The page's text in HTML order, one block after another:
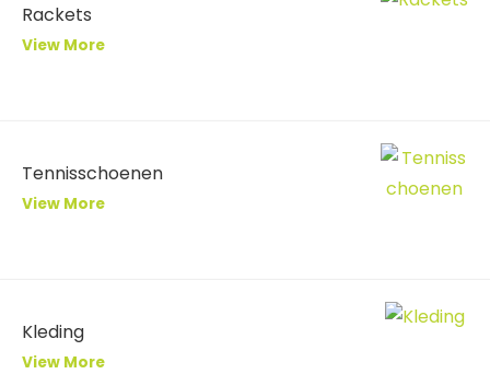
Rackets
View More
Tennisschoenen
View More
Kleding
View More